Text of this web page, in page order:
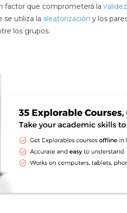
factor que comprometerá la validez
se utiliza la aleatorización y los
los grupos.